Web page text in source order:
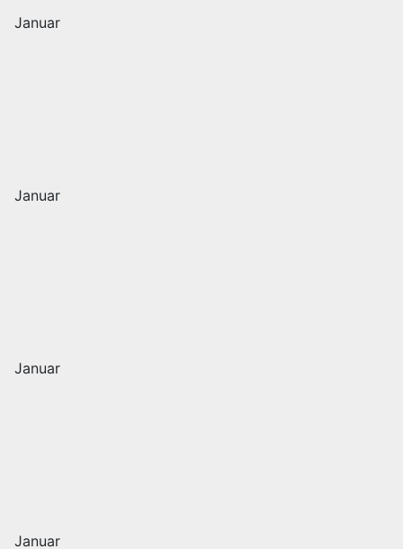
Januar
Januar
Januar
Januar